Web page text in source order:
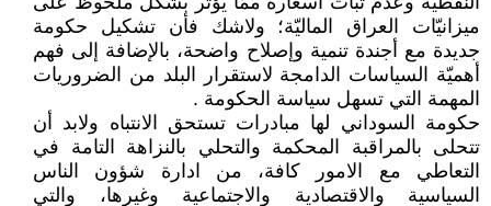
ميزانيّات العراق الماليّة؛ ولاشك فأن تشكيل حكومة
جديدة مع أجندة تنمية وإصلاح واضحة، بالإضافة إلى فهم
أهميّة السياسات الدامجة لاستقرار البلد من الضروريات
المهمة التي تسهل سياسة الحكومة .
حكومة السوداني لها مبادرات تستحق الانتباه ولابد أن
تتحلى بالمراقبة المحكمة والتحلي بالنزاهة التامة في
التعاطي مع الامور كافة، من ادارة شؤون الناس
السياسية والاقتصادية والاجتماعية وغيرها، والتي